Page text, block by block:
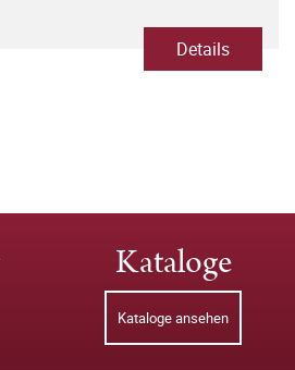
Details
Kataloge
Kataloge ansehen